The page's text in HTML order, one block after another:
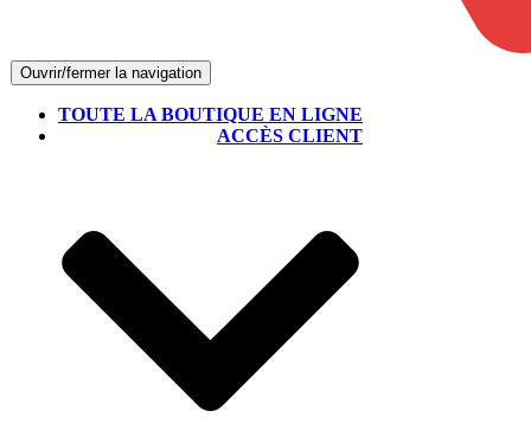
Ouvrir/fermer la navigation
TOUTE LA BOUTIQUE EN LIGNE
ACCÈS CLIENT